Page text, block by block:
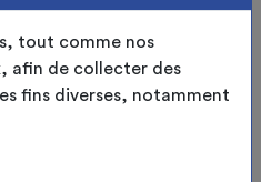
tout comme nos
afin de collecter des
fins diverses, notamment